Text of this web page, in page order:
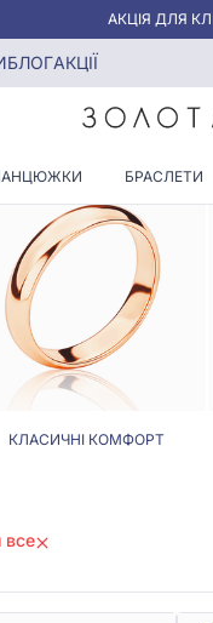
АКЦІЯ ДЛЯ
БЛОГАКЦІЇ
БРАСЛЕТИ
ЗОЛОТІ
КЛАСИЧНІ КОМФОРТ
все